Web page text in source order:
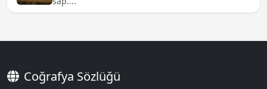
Coğrafya Sözlüğü